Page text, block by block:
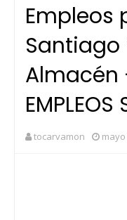
Empleos
Santiago
Almacén
EMPLEOS
tocarvamon mayo